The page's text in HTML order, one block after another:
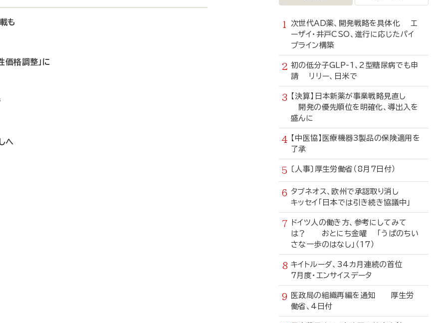
も
価格調整」に
へ
次世代AD薬、開発戦略を具体化 エ
ーザイ・井戸CSO、進行に応じたパイ
プライン構築
初の低分子GLP-1、2型糖尿病でも申
請 リリー、日米で
【決算】日本新薬が事業戦略見直し
開発の優先順位を明確化、導出入を
盛んに
【中医協】医療機器3製品の保険適用を
了承
〔人事〕厚生労働省（8月7日付）
タブネオス、欧州で承認取り消し
キッセイ「日本では引き続き協議中」
ドイツ人の働き方、参考にしてみて
は？ おとにち金曜 「うぱのちい
さな一歩のはなし」（17）
キイトルーダ、34カ月連続の首位
7月度・エンサイスデータ
医政局の組織再編を通知 厚生労
働省、4日付